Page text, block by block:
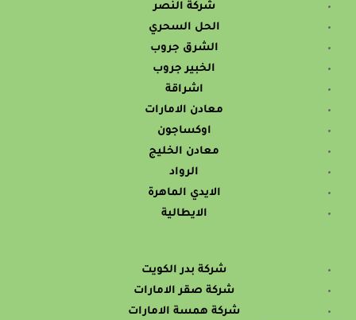
شركة النصر
الحل السحري
الشرق جروب
الخبير جروب
اشراقة
معادن الامارات
اوكساجون
معادن الخليج
الرواد
الايدي الماهرة
الايطالية
شركة بدر الكويت
شركة صقر الامارات
شركة همسة الامارات